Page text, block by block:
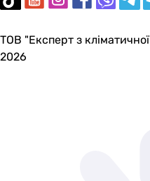
Electrolux.
ТОВ "Експерт з
2026